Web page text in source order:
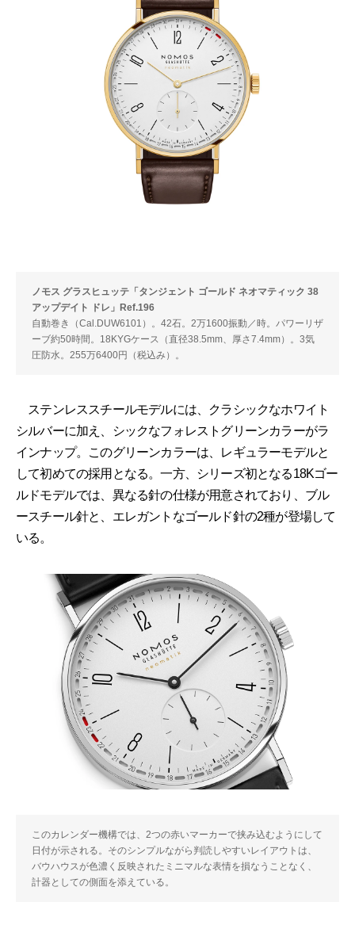
ノモス グラスヒュッテ「タンジェント ゴールド ネオマティック 38
アップデイト ドレ」Ref.196
自動巻き（Cal.DUW6101）。42石。2万1600振動／時。パワーリザ
ーブ約50時間。18KYGケース（直径38.5mm、厚さ7.4mm）。3気
圧防水。255万6400円（税込み）。
ステンレススチールモデルには、クラシックなホワイト
シルバーに加え、シックなフォレストグリーンカラーがラ
インナップ。このグリーンカラーは、レギュラーモデルと
して初めての採用となる。一方、シリーズ初となる18Kゴー
ルドモデルでは、異なる針の仕様が用意されており、ブル
ースチール針と、エレガントなゴールド針の2種が登場して
いる。
このカレンダー機構では、2つの赤いマーカーで挟み込むようにして
日付が示される。そのシンプルながら判読しやすいレイアウトは、
バウハウスが色濃く反映されたミニマルな表情を損なうことなく、
計器としての側面を添えている。